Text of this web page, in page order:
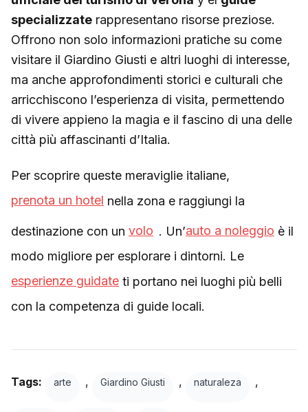
specializzate rappresentano risorse preziose.
Offrono non solo informazioni pratiche su come
visitare il Giardino Giusti e altri luoghi di interesse,
ma anche approfondimenti storici e culturali che
arricchiscono l’esperienza di visita, permettendo
di vivere appieno la magia e il fascino di una delle
città più affascinanti d’Italia.
Per scoprire queste meraviglie italiane,
prenota un hotel nella zona e raggiungi la
destinazione con un volo . Un’auto a noleggio è il
modo migliore per esplorare i dintorni. Le
esperienze guidate ti portano nei luoghi più belli
con la competenza di guide locali.
Tags: arte , Giardino Giusti , naturaleza ,